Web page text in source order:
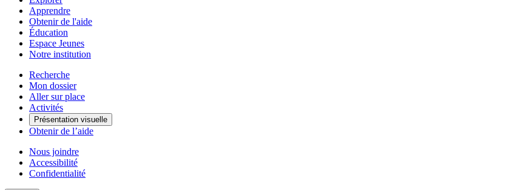
Apprendre
Obtenir de l'aide
Éducation
Espace Jeunes
Notre institution
Recherche
Mon dossier
Aller sur place
Activités
Présentation visuelle
Obtenir de l’aide
Nous joindre
Accessibilité
Confidentialité